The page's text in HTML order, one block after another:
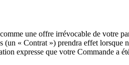
une offre irrévocable de votre
« Contrat ») prendra effet
expresse que votre Commande a